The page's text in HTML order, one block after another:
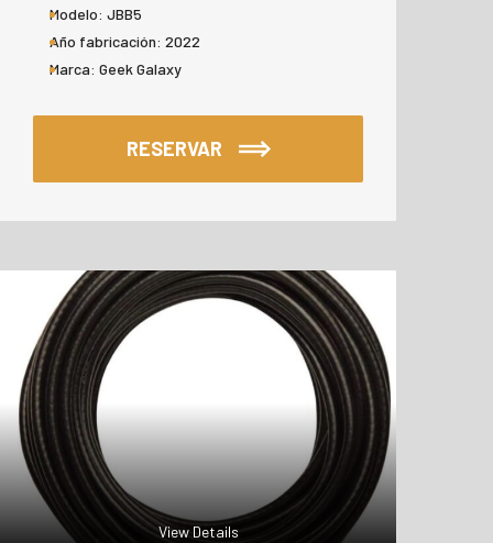
Modelo: JBB5
Año fabricación: 2022
Marca: Geek Galaxy
RESERVAR
View Details